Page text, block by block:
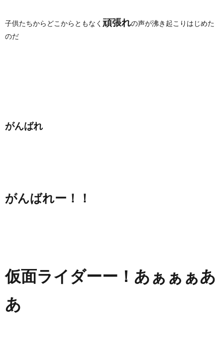
子供たちからどこからともなく 頑張れの声が沸き起こりはじめた
のだ
がんばれ
がんばれー！！
仮面ライダーー！あぁぁぁあ
あ